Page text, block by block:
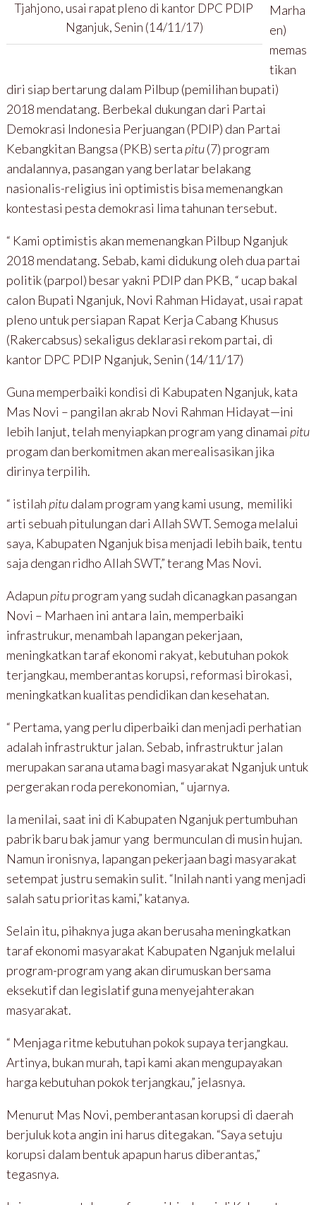
Tjahjono, usai rapat pleno di kantor DPC PDIP
Nganjuk, Senin (14/11/17)
Marha
en)
memas
tikan
diri siap bertarung dalam Pilbup (pemilihan bupati)
2018 mendatang. Berbekal dukungan dari Partai
Demokrasi Indonesia Perjuangan (PDIP) dan Partai
Kebangkitan Bangsa (PKB) serta pitu(7) program
andalannya, pasangan yang berlatar belakang
nasionalis-religius ini optimistis bisa memenangkan
kontestasi pesta demokrasi lima tahunan tersebut.
“ Kami optimistis akan memenangkan Pilbup Nganjuk
2018 mendatang. Sebab, kami didukung oleh dua partai
politik (parpol) besar yakni PDIP dan PKB, “ ucap bakal
calon Bupati Nganjuk, Novi Rahman Hidayat, usai rapat
pleno untuk persiapan Rapat Kerja Cabang Khusus
(Rakercabsus) sekaligus deklarasi rekom partai, di
kantor DPC PDIP Nganjuk, Senin (14/11/17)
Guna memperbaiki kondisi di Kabupaten Nganjuk, kata
Mas Novi – pangilan akrab Novi Rahman Hidayat—ini
lebih lanjut, telah menyiapkan program yang dinamai pitu
progam dan berkomitmen akan merealisasikan jika
dirinya terpilih.
“ istilah pitudalam program yang kami usung, memiliki
arti sebuah pitulungan dari Allah SWT. Semoga melalui
saya, Kabupaten Nganjuk bisa menjadi lebih baik, tentu
saja dengan ridho Allah SWT,” terang Mas Novi.
Adapun pituprogram yang sudah dicanagkan pasangan
Novi – Marhaen ini antara lain, memperbaiki
infrastrukur, menambah lapangan pekerjaan,
meningkatkan taraf ekonomi rakyat, kebutuhan pokok
terjangkau, memberantas korupsi, reformasi birokasi,
meningkatkan kualitas pendidikan dan kesehatan.
“ Pertama, yang perlu diperbaiki dan menjadi perhatian
adalah infrastruktur jalan. Sebab, infrastruktur jalan
merupakan sarana utama bagi masyarakat Nganjuk untuk
pergerakan roda perekonomian, “ ujarnya.
Ia menilai, saat ini di Kabupaten Nganjuk pertumbuhan
pabrik baru bak jamur yang bermunculan di musin hujan.
Namun ironisnya, lapangan pekerjaan bagi masyarakat
setempat justru semakin sulit. “Inilah nanti yang menjadi
salah satu prioritas kami,” katanya.
Selain itu, pihaknya juga akan berusaha meningkatkan
taraf ekonomi masyarakat Kabupaten Nganjuk melalui
program-program yang akan dirumuskan bersama
eksekutif dan legislatif guna menyejahterakan
masyarakat.
“ Menjaga ritme kebutuhan pokok supaya terjangkau.
Artinya, bukan murah, tapi kami akan mengupayakan
harga kebutuhan pokok terjangkau,” jelasnya.
Menurut Mas Novi, pemberantasan korupsi di daerah
berjuluk kota angin ini harus ditegakan. “Saya setuju
korupsi dalam bentuk apapun harus diberantas,”
tegasnya.